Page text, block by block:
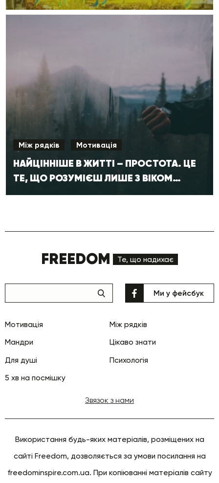
Між рядків Мотивація
НАЙЦІННІШЕ В ЖИТТІ – ПРОСТОТА. ЦЕ
ТЕ, ЩО РОЗУМІЄШ ЛИШЕ З ВІКОМ…
FREEDOM Те, що надихає
Мотивація
Між рядків
Мандри
Цікаво знати
Для душі
Психологія
5 хв на посмішку
Ми у фейсбук
Звязок з нами
Використання будь-яких матеріалів, розміщених на
сайті Freedom, дозволяється за умови посилання на
freedominspire.com.ua. При копіюванні матеріалів сайту